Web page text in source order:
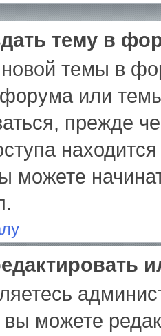
тему в
темы в
форума или
прежде
можете
можете